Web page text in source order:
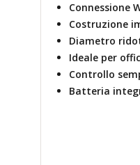
Connessione
Costruzione
Diametro
Ideale per
Controllo
Batteria